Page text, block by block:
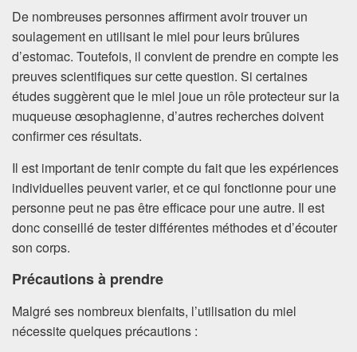
De nombreuses personnes affirment avoir trouver un
soulagement en utilisant le miel pour leurs brûlures
d’estomac. Toutefois, il convient de prendre en compte les
preuves scientifiques sur cette question. Si certaines
études suggèrent que le miel joue un rôle protecteur sur la
muqueuse œsophagienne, d’autres recherches doivent
confirmer ces résultats.
Il est important de tenir compte du fait que les expériences
individuelles peuvent varier, et ce qui fonctionne pour une
personne peut ne pas être efficace pour une autre. Il est
donc conseillé de tester différentes méthodes et d’écouter
son corps.
Précautions à prendre
Malgré ses nombreux bienfaits, l’utilisation du miel
nécessite quelques précautions :